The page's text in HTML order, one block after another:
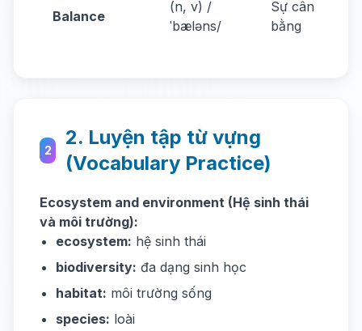
Balance
(n, v) /
ˈbæləns/
Sự cân
bằng
2
2. Luyện tập từ vựng
(Vocabulary Practice)
Ecosystem and environment (Hệ sinh thái
và môi trường):
ecosystem: hệ sinh thái
biodiversity: đa dạng sinh học
habitat: môi trường sống
species: loài